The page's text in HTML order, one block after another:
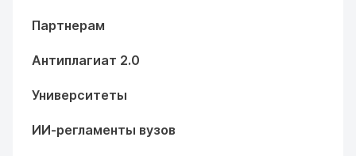
Партнерам
Антиплагиат 2.0
Университеты
ИИ-регламенты вузов